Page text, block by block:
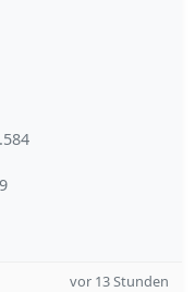
vor 13 Stunden